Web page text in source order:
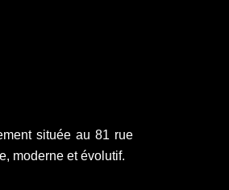
située au 81 rue
moderne et évolutif.